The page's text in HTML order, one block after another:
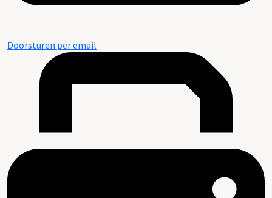
Doorsturen per email